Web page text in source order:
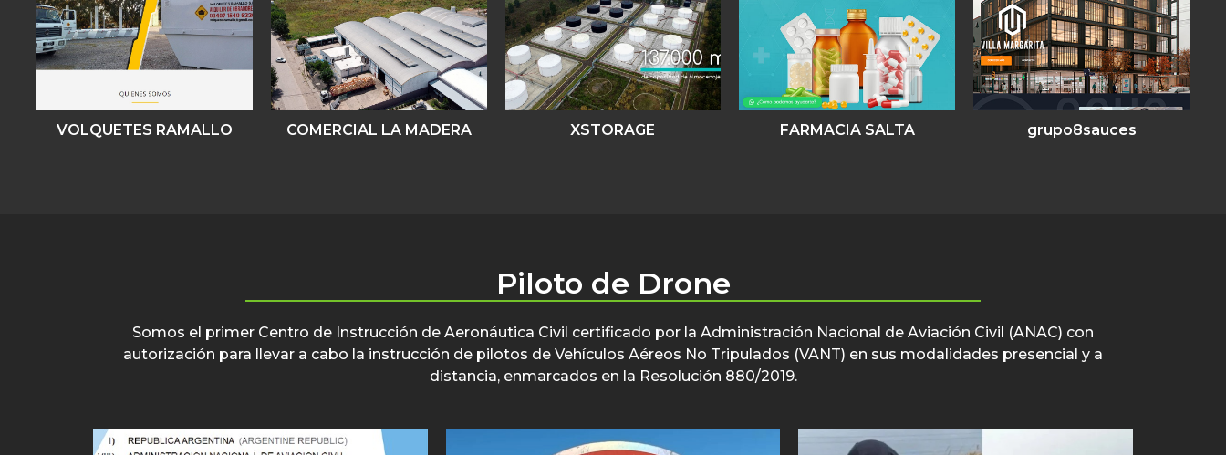
VOLQUETES RAMALLO COMERCIAL LA MADERA XSTORAGE FARMACIA SALTA grupo8sauces
Piloto de Drone
Somos el primer Centro de Instrucción de Aeronáutica Civil certificado por la Administración Nacional de Aviación Civil (ANAC) con
autorización para llevar a cabo la instrucción de pilotos de Vehículos Aéreos No Tripulados (VANT) en sus modalidades presencial y a
distancia, enmarcados en la Resolución 880/2019.